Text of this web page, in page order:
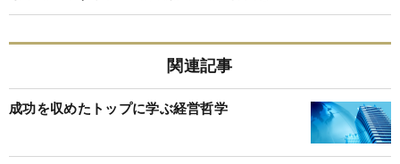
関連記事
成功を収めたトップに学ぶ経営哲学